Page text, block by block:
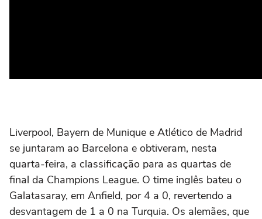
Liverpool, Bayern de Munique e Atlético de Madrid
se juntaram ao Barcelona e obtiveram, nesta
quarta-feira, a classificação para as quartas de
final da Champions League. O time inglês bateu o
Galatasaray, em Anfield, por 4 a 0, revertendo a
desvantagem de 1 a 0 na Turquia. Os alemães, que